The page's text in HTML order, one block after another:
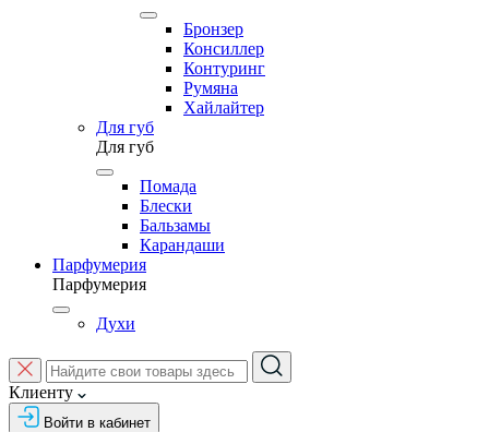
Бронзер
Консиллер
Контуринг
Румяна
Хайлайтер
Для губ
Для губ
Помада
Блески
Бальзамы
Карандаши
Парфумерия
Парфумерия
Духи
Клиенту
Войти в кабинет